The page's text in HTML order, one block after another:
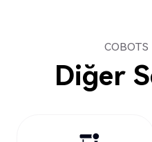
COBOTS
Diğer